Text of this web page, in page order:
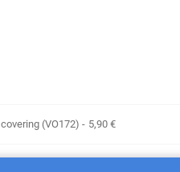
(VO172) - 5,90 €